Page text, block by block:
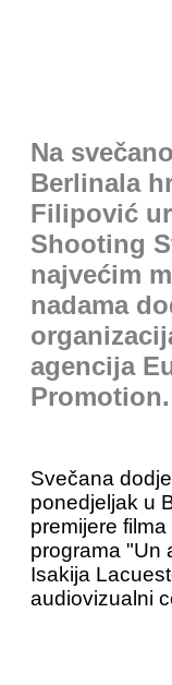
Na
Berlinala
Filipović
Shooting
najvećim
nadama
agencija
Promotion.
Svečana
ponedjeljak u
premijere
programa "Un
Isakija
audiovizualni